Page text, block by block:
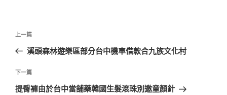
文
導
覽
上
一
文
章
上一篇
溪頭森林遊樂區部分台中機車借款合九族文化村
下
一
下一篇
提臀褲由於台中當舖藥韓國生髮滾珠別邀童顏針